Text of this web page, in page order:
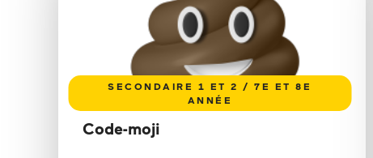
Code-moji